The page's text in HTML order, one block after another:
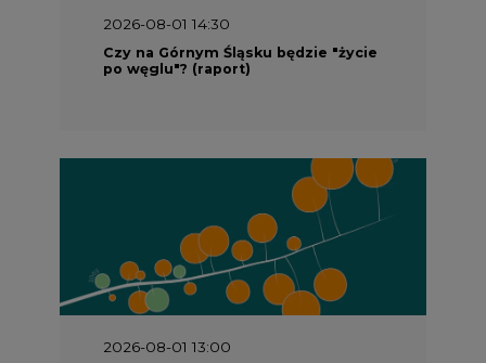
2026-08-01 14:30
Czy na Górnym Śląsku będzie "życie
po węglu"? (raport)
2026-08-01 13:00